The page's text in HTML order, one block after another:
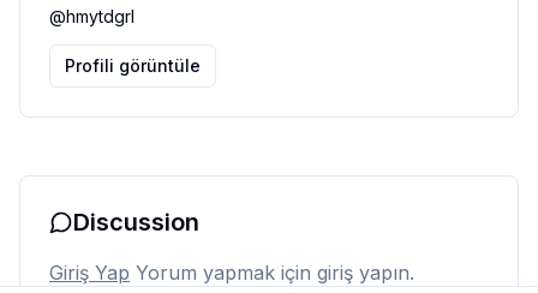
@hmytdgrl
Profili görüntüle
Discussion
Giriş Yap Yorum yapmak için giriş yapın.